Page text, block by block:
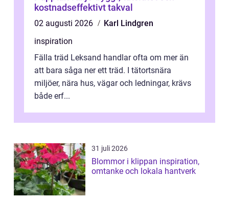
kostnadseffektivt takval
02 augusti 2026
Karl Lindgren
inspiration
Fälla träd Leksand handlar ofta om mer än
att bara såga ner ett träd. I tätortsnära
miljöer, nära hus, vägar och ledningar, krävs
både erf...
31 juli 2026
Blommor i klippan inspiration,
omtanke och lokala hantverk